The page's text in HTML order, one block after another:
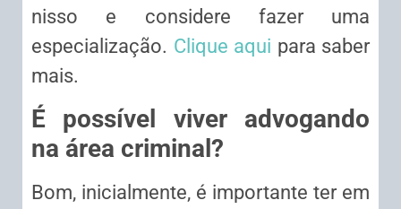
nisso e considere fazer uma
especialização. Clique aqui para saber
mais.
É possível viver advogando
na área criminal?
Bom, inicialmente, é importante ter em